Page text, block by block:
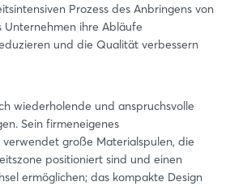
Prozess des Anbringens von
Unternehmen ihre Abläufe
und die Qualität verbessern
wiederholende und anspruchsvolle
Sein firmeneigenes
verwendet große Materialspulen, die
positioniert sind und einen
ermöglichen; das kompakte Design